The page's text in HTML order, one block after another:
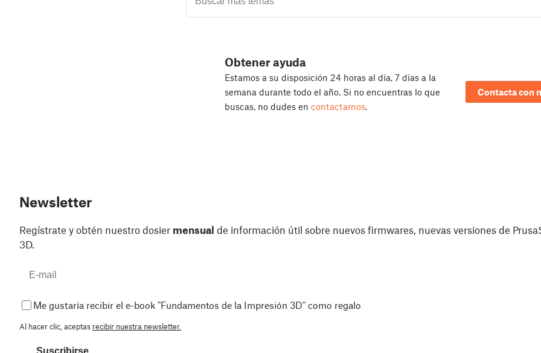
Obtener ayuda
Estamos a su disposición 24 horas al día, 7 días a la
semana durante todo el año. Si no encuentras lo que
buscas, no dudes en contactarnos.
Contacta con
Newsletter
Regístrate y obtén nuestro dosier mensual de información útil sobre nuevos firmwares, nuevas versiones de
3D.
Me gustaría recibir el e-book "Fundamentos de la Impresión 3D" como regalo
Al hacer clic, aceptas recibir nuestra newsletter.